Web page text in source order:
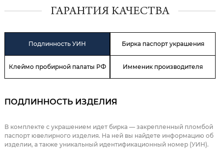
ГАРАНТИЯ КАЧЕСТВА
Подлинность УИН Бирка паспорт украшения
Клеймо пробирной палаты РФ Имменик производителя
ПОДЛИННОСТЬ ИЗДЕЛИЯ
В комплекте с украшением идет бирка — закрепленный пломбой
паспорт ювелирного изделия. На ней вы найдете информацию об
изделии, а также уникальный идентификационный номер (УИН).